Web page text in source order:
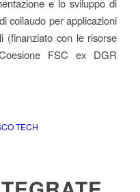
e lo sviluppo di
collaudo per applicazioni
(finanziato con le risorse
FSC ex DGR
TECH